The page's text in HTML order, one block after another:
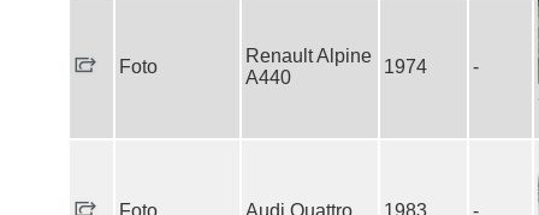
Foto
Renault Alpine
A440
1974
-
Foto Audi Quattro 1983
-